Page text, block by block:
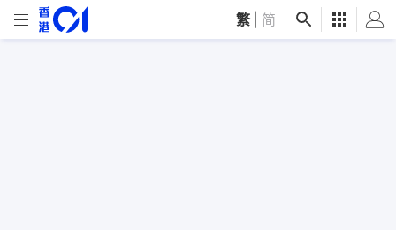
繁 简